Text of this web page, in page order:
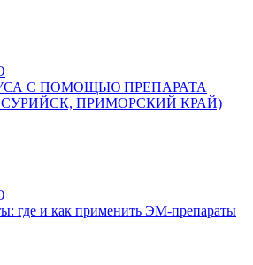
С ПОМОЩЬЮ ПРЕПАРАТА
ПРИМОРСКИЙ КРАЙ)
где и как применить ЭМ-препараты